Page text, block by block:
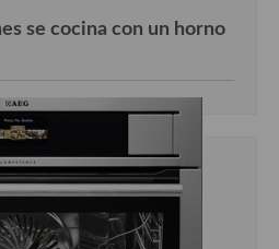
se cocina con un horno